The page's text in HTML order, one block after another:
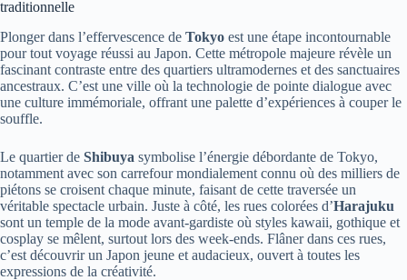
traditionnelle
Plonger dans l’effervescence de Tokyo est une étape incontournable
pour tout voyage réussi au Japon. Cette métropole majeure révèle un
fascinant contraste entre des quartiers ultramodernes et des sanctuaires
ancestraux. C’est une ville où la technologie de pointe dialogue avec
une culture immémoriale, offrant une palette d’expériences à couper le
souffle.
Le quartier de Shibuya symbolise l’énergie débordante de Tokyo,
notamment avec son carrefour mondialement connu où des milliers de
piétons se croisent chaque minute, faisant de cette traversée un
véritable spectacle urbain. Juste à côté, les rues colorées d’Harajuku
sont un temple de la mode avant-gardiste où styles kawaii, gothique et
cosplay se mêlent, surtout lors des week-ends. Flâner dans ces rues,
c’est découvrir un Japon jeune et audacieux, ouvert à toutes les
expressions de la créativité.